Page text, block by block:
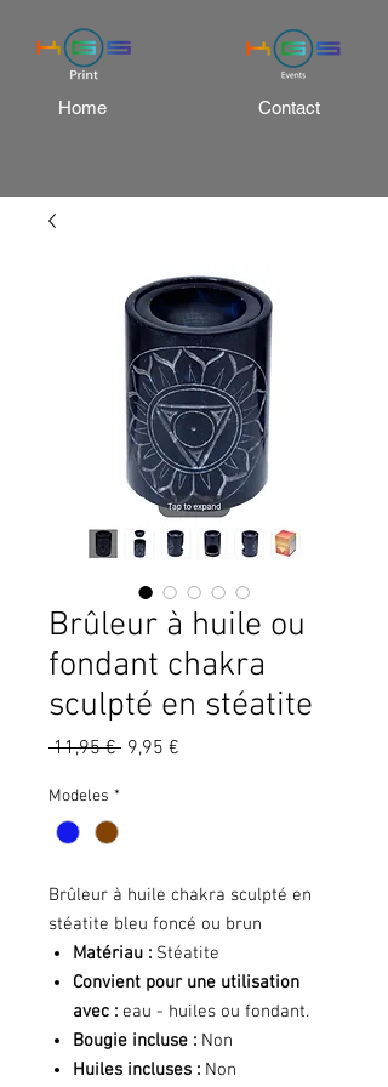
Home Contact
Brûleur à huile ou
fondant chakra
sculpté en stéatite
11,95 € Prix
9,95 €
Modeles *
Brûleur à huile chakra sculpté en
stéatite bleu foncé ou brun
Matériau : Stéatite
Convient pour une utilisation
avec : eau - huiles ou fondant.
Bougie incluse : Non
Huiles incluses : Non